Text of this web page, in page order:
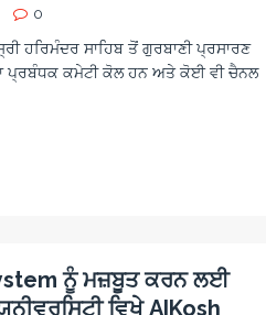
0
ਹਰਿਮੰਦਰ ਸਾਹਿਬ ਤੋਂ ਗੁਰਬਾਣੀ ਪ੍ਰਸਾਰਣ
ਪ੍ਰਬੰਧਕ ਕਮੇਟੀ ਕੋਲ ਹਨ ਅਤੇ ਕੋਈ ਵੀ ਚੈਨਲ
ਨੂੰ ਮਜ਼ਬੂਤ ਕਰਨ ਲਈ
ਵਿਖੇ AIKosh